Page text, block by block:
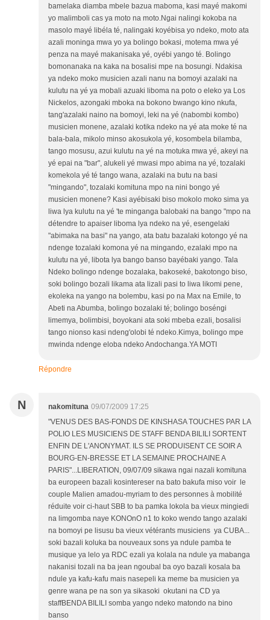
bamelaka diamba mbele bazua maboma, kasi mayé makomi
yo malimboli cas ya moto na moto.Ngai nalingi kokoba na
masolo mayé libéla té, nalingaki koyébisa yo ndeko, moto ata
azali moninga mwa yo ya bolingo bokasi, motema mwa yé
penza na mayé makanisaka yé, oyébi yango té. Bolingo
bomonanaka na kaka na bosalisi mpe na bosungi. Ndakisa
ya ndeko moko musicien azali nanu na bomoyi azalaki na
kulutu na yé ya mobali azuaki liboma na poto o eleko ya Los
Nickelos, azongaki mboka na bokono bwango kino nkufa,
tang'azalaki naino na bomoyi, leki na yé (nabombi kombo)
musicien monene, azalaki kotika ndeko na yé ata moke té na
bala-bala, mikolo minso akosukola yé, kosombela bilamba,
tango mosusu, azui kulutu na yé na motuka mwa yé, akeyi na
yé epai na "bar", alukeli yé mwasi mpo abima na yé, tozalaki
komekola yé té tango wana, azalaki na butu na basi
"mingando", tozalaki komituna mpo na nini bongo yé
musicien monene? Kasi ayébisaki biso mokolo moko sima ya
liwa lya kulutu na yé 'te minganga balobaki na bango "mpo na
détendre to apaiser liboma lya ndeko na yé, esengelaki
"abimaka na basi" na yango, ata batu bazalaki kotongo yé na
ndenge tozalaki komona yé na mingando, ezalaki mpo na
kulutu na yé, libota lya bango banso bayébaki yango. Tala
Ndeko bolingo ndenge bozalaka, bakoseké, bakotongo biso,
soki bolingo bozali likama ata lizali pasi to liwa likomi pene,
ekoleka na yango na bolembu, kasi po na Max na Emile, to
Abeti na Abumba, bolingo bozalaki té; bolingo boséngi
limemya, bolimbisi, boyokani ata soki mbeba ezali, bosalisi
tango nionso kasi ndeng'olobi té ndeko.Kimya, bolingo mpe
mwinda ndenge eloba ndeko Andochanga.YA MOTI
Répondre
N nakomituna 09/07/2009 17:25
"VENUS DES BAS-FONDS DE KINSHASA TOUCHES PAR LA
POLIO LES MUSICIENS DE STAFF BENDA BILILI SORTENT
ENFIN DE L'ANONYMAT. ILS SE PRODUISENT CE SOIR A
BOURG-EN-BRESSE ET LA SEMAINE PROCHAINE A
PARIS"...LIBERATION, 09/07/09 sikawa ngai nazali komituna
ba europeen bazali kosintereser na bato bakufa miso voir le
couple Malien amadou-myriam to des personnes à mobilité
réduite voir ci-haut SBB to ba pamka lokola ba vieux mingiedi
na limgomba naye KONOnO n1 to koko wendo tango azalaki
na bomoyi pe lisusu ba vieux vétérants musiciens ya CUBA...
soki bazali koluka ba nouveaux sons ya ndule pamba te
musique ya lelo ya RDC ezali ya kolala na ndule ya mabanga
nakanisi tozali na ba jean ngoubal ba oyo bazali kosala ba
ndule ya kafu-kafu mais nasepeli ka meme ba musicien ya
genre wana pe na son ya sikasoki okutani na CD ya
staffBENDA BILILI somba yango ndeko matondo na bino
banso